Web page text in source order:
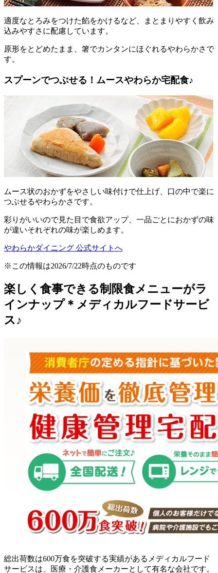
適度なとろみをつけた餡をかけるなど、まとまりやすく飲み
込みやすさに配慮しています。
原形をとどめたまま、箸でカンタンにほぐれるやわらかさで
す。
スプーンでつぶせる！ムースやわらか宅配食♪
ムース状のおかずをやさしい味付けで仕上げ、口の中で楽に
つぶせるやわらかさです。
彩りがいいので見た目で食欲アップ、一品ごとにおかずの味
が違いそれぞれの味が楽しめます。
やわらかダイニング 公式サイトへ
※この情報は2026/7/22時点のものです
楽しく食事できる制限食メニューがラ
インナップ＊メディカルフードサービ
ス♪
総出荷数は600万食を突破する実績があるメディカルフード
サービスは、医療・介護食メーカーとして有名な会社です。